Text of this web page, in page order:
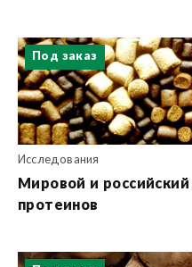
Под заказ
Исследования
Мировой и
протеинов